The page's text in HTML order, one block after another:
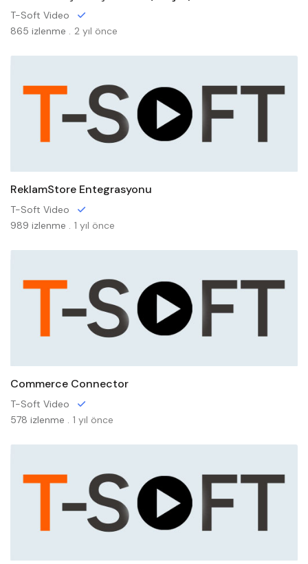
T-Soft Video
865 izlenme . 2 yıl önce
ReklamStore Entegrasyonu
T-Soft Video
989 izlenme . 1 yıl önce
Commerce Connector
T-Soft Video
578 izlenme . 1 yıl önce